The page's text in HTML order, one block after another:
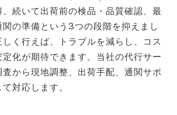
、続いて出荷前の検品・品質確認、最
の準備という3つの段階を抑えまし
しく行えば、トラブルを減らし、コス
定化が期待できます。当社の代行サー
査から現地調整、出荷手配、通関サポ
対応します。